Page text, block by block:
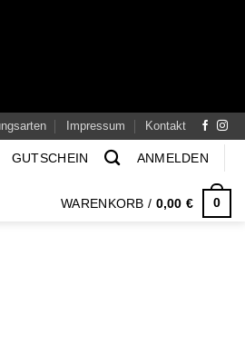
Impressum Kontakt
GUTSCHEIN ANMELDEN
WARENKORB / 0,00€ 0